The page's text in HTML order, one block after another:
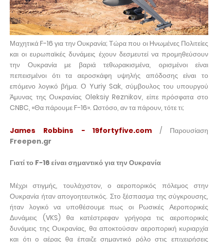
Μαχητικά F-16 για την Ουκρανία; Τώρα που οι Ηνωμένες Πολιτείες
και οι ευρωπαϊκές δυνάμεις έχουν δεσμευτεί να προμηθεύσουν
την Ουκρανία με βαριά τεθωρακισμένα, ορισμένοι είναι
πεπεισμένοι ότι τα αεροσκάφη υψηλής απόδοσης είναι το
επόμενο λογικό βήμα. Ο Yuriy Sak, σύμβουλος του υπουργού
Άμυνας της Ουκρανίας Oleksiy Reznikov, είπε πρόσφατα στο
CNBC, «Θα πάρουμε F-16». Ωστόσο, αν τα πάρουν, τότε τι;
James Robbins - 19fortyfive.com / Παρουσίαση
Freepen.gr
Γιατί το F-16 είναι σημαντικό για την Ουκρανία
Μέχρι στιγμής, τουλάχιστον, ο αεροπορικός πόλεμος στην
Ουκρανία ήταν απογοητευτικός. Στο ξέσπασμα της σύγκρουσης,
ήταν λογικό να υποθέσουμε πως οι Ρωσικές Αεροπορικές
Δυνάμεις (VKS) θα κατέστρεφαν γρήγορα τις αεροπορικές
δυνάμεις της Ουκρανίας, θα αποκτούσαν αεροπορική κυριαρχία
και ότι ο αέρας θα έπαιζε σημαντικό ρόλο στις επιχειρήσεις